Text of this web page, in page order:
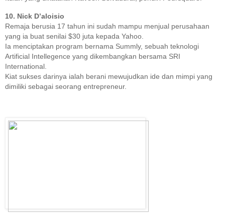
10. Nick D’aloisio
Remaja berusia 17 tahun ini sudah mampu menjual perusahaan
yang ia buat senilai $30 juta kepada Yahoo.
Ia menciptakan program bernama Summly, sebuah teknologi
Artificial Intellegence yang dikembangkan bersama SRI
International.
Kiat sukses darinya ialah berani mewujudkan ide dan mimpi yang
dimiliki sebagai seorang entrepreneur.